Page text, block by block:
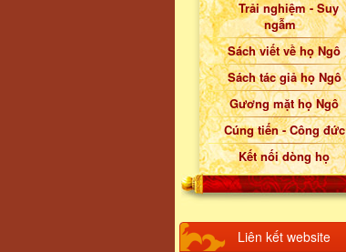
Trải nghiệm - Suy
ngẫm
Sách viết về họ Ngô
Sách tác giả họ Ngô
Gương mặt họ Ngô
Cúng tiến - Công đức
Kết nối dòng họ
Liên kết website